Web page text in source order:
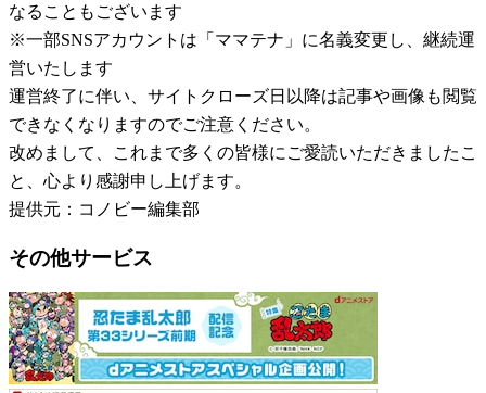
なることもございます
※一部SNSアカウントは「ママテナ」に名義変更し、継続運
営いたします
運営終了に伴い、サイトクローズ日以降は記事や画像も閲覧
できなくなりますのでご注意ください。
改めまして、これまで多くの皆様にご愛読いただきましたこ
と、心より感謝申し上げます。
提供元：コノビー編集部
その他サービス